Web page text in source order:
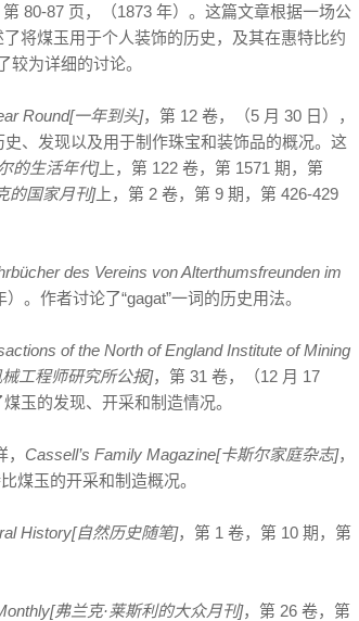
80-87 页，（1873 年）。这篇文章根据一场公
将煤玉用于个人装饰的历史，及其在惠特比约
较为详细的讨论。
Round[一年到头]，第 12 卷，（5 月 30 日），
、发现以及用于制作珠宝和装饰品的概况。这
的生活年代]上，第 122 卷，第 1571 期，第
的国家月刊]上，第 2 卷，第 9 期，第 426-429
des Vereins von Alterthumsfreunden im
。作者讨论了“gagat”一词的历史用法。
of the North of England Institute of Mining
工程师研究所公报]，第 31 卷，（12 月 17
玉的发现、开采和制造情况。
Cassell’s Family Magazine[卡斯尔家庭杂志]，
煤玉的开采和制造概况。
History[自然历史随笔]，第 1 卷，第 10 期，第
弗兰克·莱斯利的大众月刊]，第 26 卷，第